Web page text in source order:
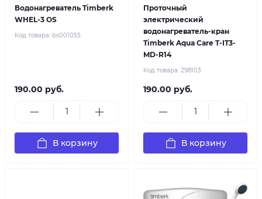
Водонагреватель Timberk
WHEL-3 OS
Код товара: bs001055
190.00 руб.
В корзину
Проточный
электрический
водонагреватель-кран
Timberk Aqua Care T-IT3-
MD-R14
Код товара: 298103
190.00 руб.
В корзину